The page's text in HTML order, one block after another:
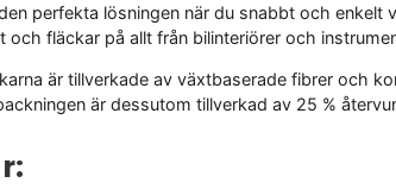
perfekta lösningen när du snabbt och
och fläckar på allt från bilinteriörer och
är tillverkade av växtbaserade fibrer och
är dessutom tillverkad av 25 %